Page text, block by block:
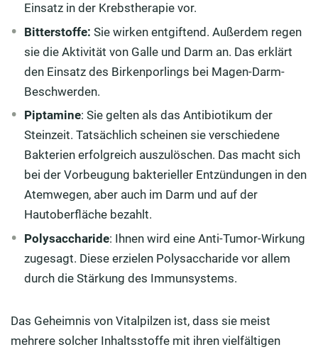
Einsatz in der Krebstherapie vor.
Bitterstoffe: Sie wirken entgiftend. Außerdem regen
sie die Aktivität von Galle und Darm an. Das erklärt
den Einsatz des Birkenporlings bei Magen-Darm-
Beschwerden.
Piptamine: Sie gelten als das Antibiotikum der
Steinzeit. Tatsächlich scheinen sie verschiedene
Bakterien erfolgreich auszulöschen. Das macht sich
bei der Vorbeugung bakterieller Entzündungen in den
Atemwegen, aber auch im Darm und auf der
Hautoberfläche bezahlt.
Polysaccharide: Ihnen wird eine Anti-Tumor-Wirkung
zugesagt. Diese erzielen Polysaccharide vor allem
durch die Stärkung des Immunsystems.
Das Geheimnis von Vitalpilzen ist, dass sie meist
mehrere solcher Inhaltsstoffe mit ihren vielfältigen